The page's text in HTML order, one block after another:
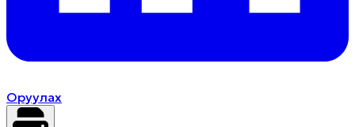
Оруулах